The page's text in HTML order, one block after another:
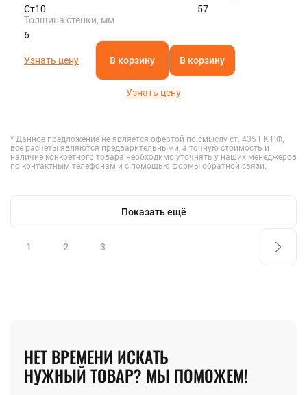
Ст10
57
Толщина стенки, мм
6
Узнать цену В корзину В корзину
Узнать цену
* Данное предложение не является офертой по смыслу ст. 435 ГК РФ,
все расчеты являются предварительными, а точную стоимость и
наличие конкретного товара необходимо уточнять у наших менеджеров
по контактным телефонам и с помощью формы обратной связи.
Показать ещё
1 2 3
НЕТ ВРЕМЕНИ ИСКАТЬ
НУЖНЫЙ ТОВАР? МЫ ПОМОЖЕМ!